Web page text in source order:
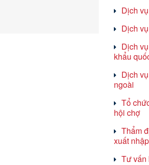
Dịch
Dịch
Dịch
khẩu
Dịch
ngoài
Tổ
hội chợ
Thẩm
xuất
Tư vấn